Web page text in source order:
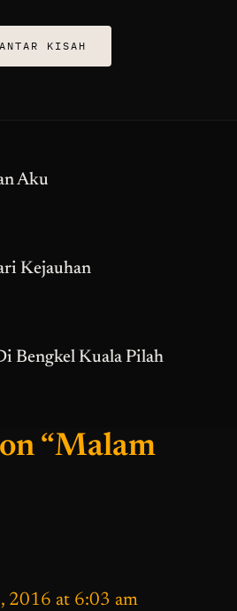
KISAH
Aku
Kejauhan
Bengkel Kuala Pilah
“Malam
2016 at 6:03 am